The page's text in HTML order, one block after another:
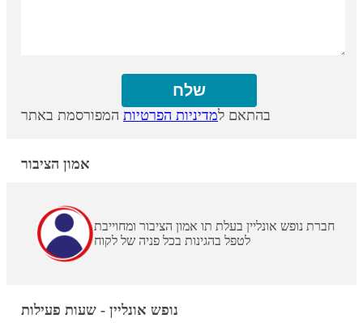
בהתאם למדיניות הפרטיות המפורסמת באתר
אמון הציבור
חברת נופש אונליין בעלת תו אמון הציבור ומחוייבת
לטפל בהגינות בכל פניה של לקוח
נופש אונליין - שעות פעילות